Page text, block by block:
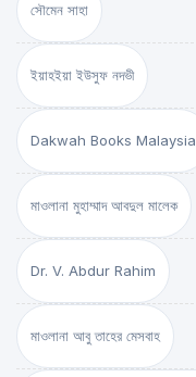
সৌমেন সাহা
ইয়াহইয়া ইউসুফ নদভী
Dakwah Books Malaysia
মাওলানা মুহাম্মাদ আবদুল মালেক
Dr. V. Abdur Rahim
মাওলানা আবু তাহের মেসবাহ